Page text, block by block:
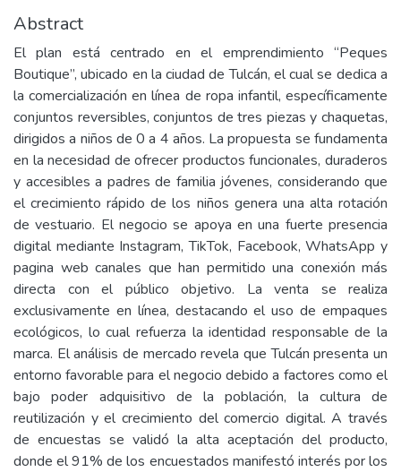
Abstract
El plan está centrado en el emprendimiento “Peques
Boutique”, ubicado en la ciudad de Tulcán, el cual se dedica a
la comercialización en línea de ropa infantil, específicamente
conjuntos reversibles, conjuntos de tres piezas y chaquetas,
dirigidos a niños de 0 a 4 años. La propuesta se fundamenta
en la necesidad de ofrecer productos funcionales, duraderos
y accesibles a padres de familia jóvenes, considerando que
el crecimiento rápido de los niños genera una alta rotación
de vestuario. El negocio se apoya en una fuerte presencia
digital mediante Instagram, TikTok, Facebook, WhatsApp y
pagina web canales que han permitido una conexión más
directa con el público objetivo. La venta se realiza
exclusivamente en línea, destacando el uso de empaques
ecológicos, lo cual refuerza la identidad responsable de la
marca. El análisis de mercado revela que Tulcán presenta un
entorno favorable para el negocio debido a factores como el
bajo poder adquisitivo de la población, la cultura de
reutilización y el crecimiento del comercio digital. A través
de encuestas se validó la alta aceptación del producto,
donde el 91% de los encuestados manifestó interés por los